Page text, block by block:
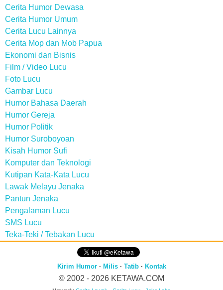
Cerita Humor Dewasa
Cerita Humor Umum
Cerita Lucu Lainnya
Cerita Mop dan Mob Papua
Ekonomi dan Bisnis
Film / Video Lucu
Foto Lucu
Gambar Lucu
Humor Bahasa Daerah
Humor Gereja
Humor Politik
Humor Suroboyoan
Kisah Humor Sufi
Komputer dan Teknologi
Kutipan Kata-Kata Lucu
Lawak Melayu Jenaka
Pantun Jenaka
Pengalaman Lucu
SMS Lucu
Teka-Teki / Tebakan Lucu
Kirim Humor· Milis· Tatib· Kontak
© 2002 - 2026 KETAWA.COM